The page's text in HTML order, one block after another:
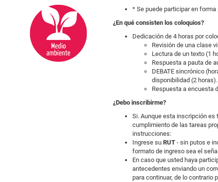
* Se puede participar en
¿En qué consisten los coloquios?
Dedicación de 4 horas por
Revisión de una clase
Lectura de un texto (1
Respuesta a pauta de
DEBATE sincrónico
disponibilidad (2 horas).
Respuesta a encuesta
¿Debo inscribirme?
Si. Aunque esta inscripción
cumplimiento de las tareas
instrucciones:
Ingrese su RUT - sin putos e
formato de ingreso sea el
En caso que usted haya
antecedentes enviando un
para continuar, de lo contrario